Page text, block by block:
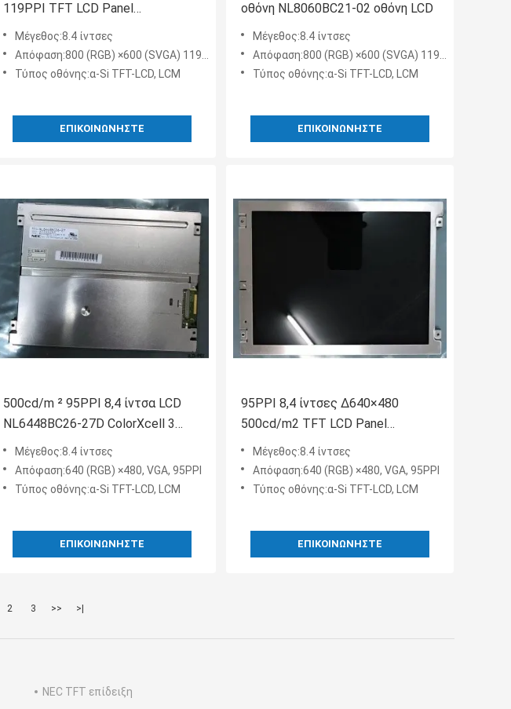
119PPI TFT LCD Panel
NL8060BC21-03 οθόνη LCD
Μέγεθος:8.4 ίντσες
Απόφαση:800 (RGB) ×600 (SVGA) 119PPI
Τύπος οθόνης:α-Si TFT-LCD, LCM
ΕΠΙΚΟΙΝΩΝΉΣΤΕ
οθόνη NL8060BC21-02 οθόνη LCD
Μέγεθος:8.4 ίντσες
Απόφαση:800 (RGB) ×600 (SVGA) 119PPI
Τύπος οθόνης:α-Si TFT-LCD, LCM
ΕΠΙΚΟΙΝΩΝΉΣΤΕ
500cd/m ² 95PPI 8,4 ίντσα LCD
NL6448BC26-27D ColorXcell 3
σειρές WLED
Μέγεθος:8.4 ίντσες
Απόφαση:640 (RGB) ×480, VGA, 95PPI
Τύπος οθόνης:α-Si TFT-LCD, LCM
ΕΠΙΚΟΙΝΩΝΉΣΤΕ
95PPI 8,4 ίντσες ∆640×480
500cd/m2 TFT LCD Panel
NL6448BC26-26D
Μέγεθος:8.4 ίντσες
Απόφαση:640 (RGB) ×480, VGA, 95PPI
Τύπος οθόνης:α-Si TFT-LCD, LCM
ΕΠΙΚΟΙΝΩΝΉΣΤΕ
2 3 >> >|
NEC TFT επίδειξη